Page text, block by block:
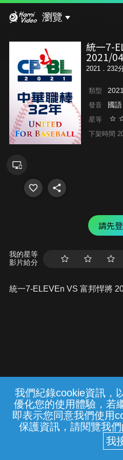
我們紀錄cookie資訊，
優化您的使用體驗，若
即表示您同意我們使用
保護資訊，請閱覽我們
瀏覽
統一7-
2021/
2021．232
類型
發音 國語
星等
下架時間
請先
我的星等
影片給分
統一7-ELEVEn VS 富邦悍將
常見問題 線上客服
中華電信股份有限公
(統一編號：